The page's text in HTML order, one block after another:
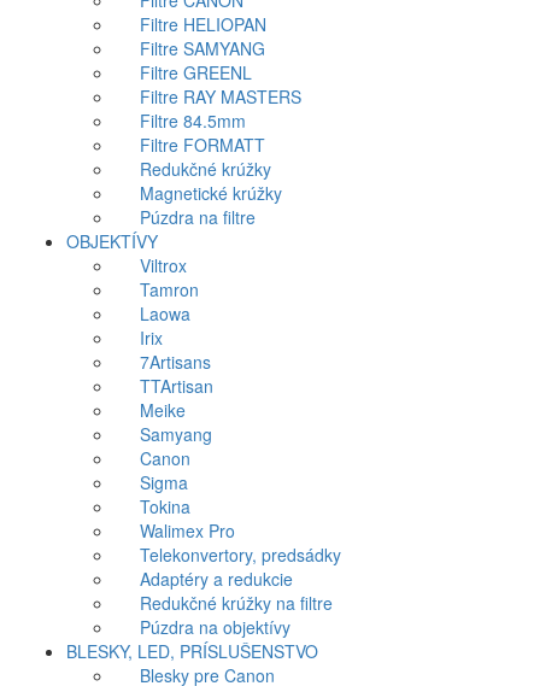
Filtre HELIOPAN
Filtre SAMYANG
Filtre GREENL
Filtre RAY MASTERS
Filtre 84.5mm
Filtre FORMATT
Redukčné krúžky
Magnetické krúžky
Púzdra na filtre
OBJEKTÍVY
Viltrox
Tamron
Laowa
Irix
7Artisans
TTArtisan
Meike
Samyang
Canon
Sigma
Tokina
Walimex Pro
Telekonvertory, predsádky
Adaptéry a redukcie
Redukčné krúžky na filtre
Púzdra na objektívy
BLESKY, LED, PRÍSLUŠENSTVO
Blesky pre Canon